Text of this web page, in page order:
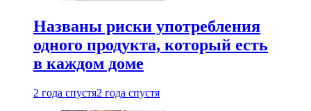
Названы риски употребления
одного продукта, который есть
в каждом доме
2 года спустя2 года спустя